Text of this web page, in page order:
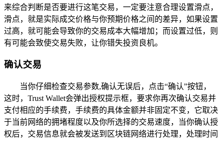
来综合判断是否要进行这笔交易，一定要注意合理设置滑点，
滑点，就是实际成交价格与你预期价格之间的差异，如果设置
过高，就可能会导致你的交易成本大幅增加；而设置过低，则
有可能会致使交易失败，让你错失投资良机。
确认交易
当你仔细检查交易参数,确认无误后，点击“确认”按钮，
这时，Trust Wallet会弹出授权提示框，要求你再次确认交易并
支付相应的手续费，手续费的具体金额并非固定不变，它取决
于当前网络的拥堵程度以及你所选择的交易速度，当你确认授
权后，交易信息就会被发送到区块链网络进行处理，处理时间